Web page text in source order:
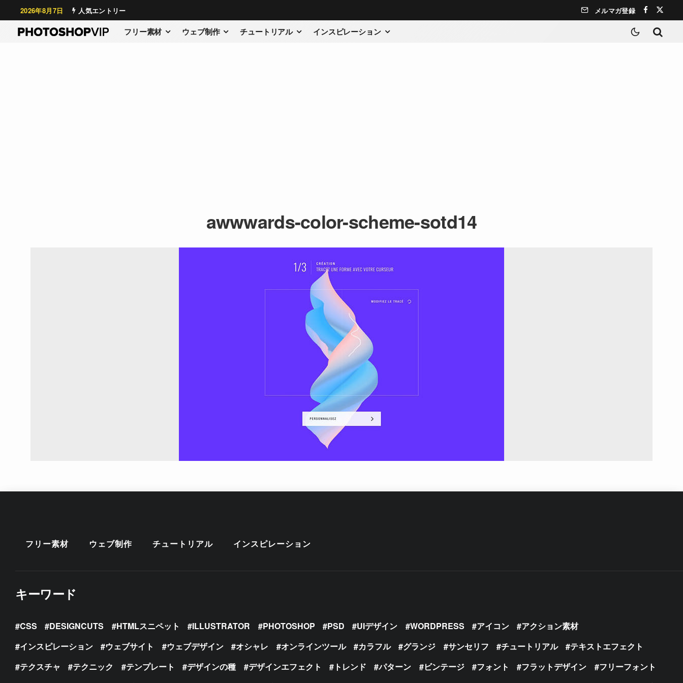
2026年8月7日 人気エントリー メルマガ登録
フリー素材 ウェブ制作 チュートリアル インスピレーション
awwwards-color-scheme-sotd14
フリー素材 ウェブ制作 チュートリアル インスピレーション
キーワード
CSS DESIGNCUTS HTMLスニペット ILLUSTRATOR PHOTOSHOP PSD UIデザイン WORDPRESS アイコン
アクション素材
インスピレーション
ウェブサイト ウェブデザイン オシャレ オンラインツール カラフル グランジ サンセリフ チュートリアル
テキストエフェクト
テクスチャ
テクニック テンプレート デザインの種 デザインエフェクト トレンド パターン ビンテージ フォント フラットデザイン
フリーフォント